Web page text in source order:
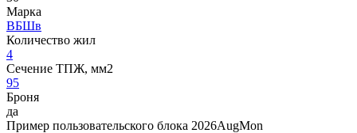
Марка
ВБШв
Количество жил
4
Сечение ТПЖ, мм2
95
Броня
да
Пример пользовательского блока 2026AugMon